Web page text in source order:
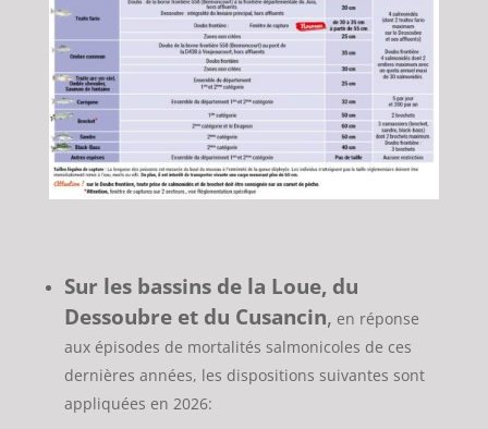
Sur les bassins de la Loue, du
Dessoubre et du Cusancin, en réponse
aux épisodes de mortalités salmonicoles de ces
dernières années, les dispositions suivantes sont
appliquées en 2026: